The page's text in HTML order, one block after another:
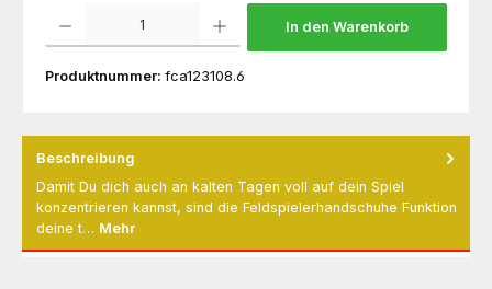
In den Warenkorb
Produktnummer: fca123108.6
Beschreibung
Damit Du dich auch an kalten Tagen voll auf dein Spiel
konzentrieren kannst, sind die Feldspielerhandschuhe Funktion
deine t… Mehr